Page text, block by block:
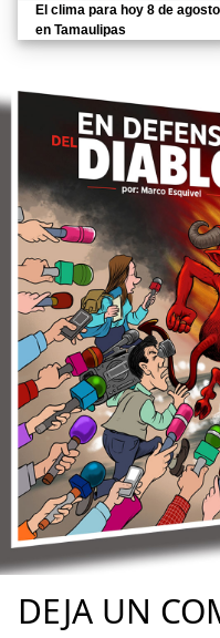
El clima para hoy 8 de agosto
en Tamaulipas
DEJA UN